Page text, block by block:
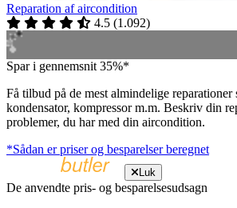
Reparation af aircondition
4.5 (1.092)
Spar i gennemsnit 35%*
Få tilbud på de mest almindelige reparationer
kondensator, kompressor m.m. Beskriv din
problemer, du har med din aircondition.
*Sådan er priser og besparelser beregnet
Luk
De anvendte pris- og besparelsesudsagn